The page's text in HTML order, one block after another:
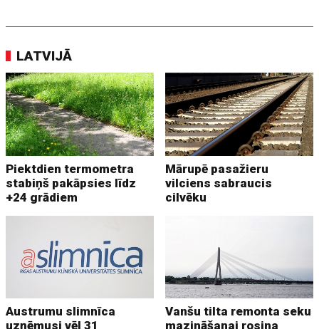
LATVIJĀ
Piektdien termometra
stabiņš pakāpsies līdz
+24 grādiem
Mārupē pasažieru
vilciens sabraucis
cilvēku
Austrumu slimnīca
uzņēmusi vēl 31
Vanšu tilta remonta seku
mazināšanai rosina